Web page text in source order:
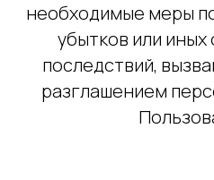
необходимые меры
убытков или
последствий,
разглашением